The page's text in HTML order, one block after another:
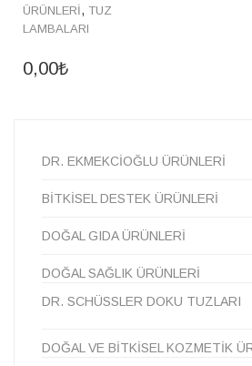
ÜRÜNLERI, TUZ
LAMBALARI
0,00₺
DR. EKMEKCİOĞLU ÜRÜNLERİ
BITKISEL DESTEK ÜRÜNLERI
DOĞAL GIDA ÜRÜNLERI
DOĞAL SAĞLIK ÜRÜNLERI
DR. SCHÜSSLER DOKU TUZLARI
DOĞAL VE BITKISEL KOZMETIK